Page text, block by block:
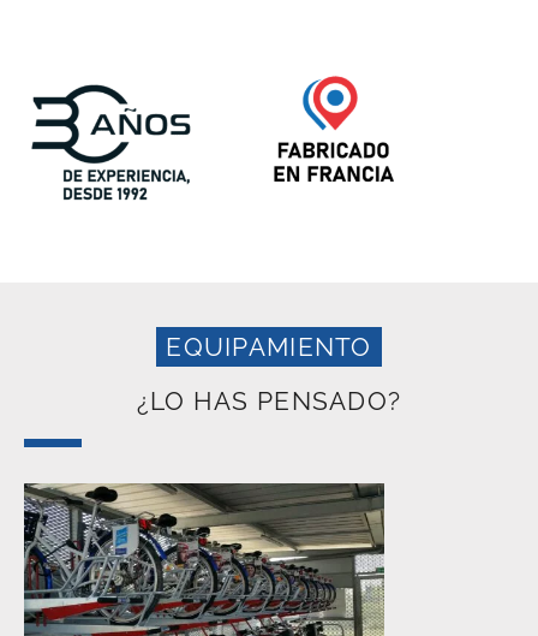
EQUIPAMIENTO
¿LO HAS PENSADO?